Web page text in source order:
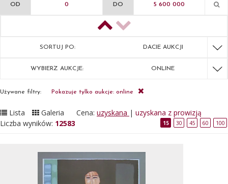
OD DO
SORTUJ PO: DACIE AUKCJI
WYBIERZ AUKCJE: ONLINE
Używane filtry: Pokazuje tylko aukcje: online
Lista Galeria Cena: uzyskana | uzyskana z prowizją
Liczba wyników: 12583 15 30 45 60 100